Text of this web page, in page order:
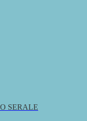
SERALE